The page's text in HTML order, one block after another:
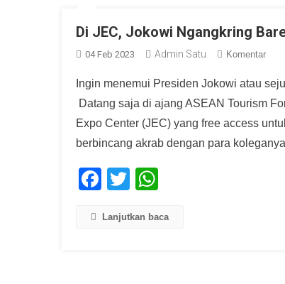
Di JEC, Jokowi Ngangkring
04 Feb 2023 Admin Satu Komentar
Ingin menemui Presiden Jokowi atau
Datang saja di ajang ASEAN Tourism
Expo Center (JEC) yang free access
berbincang akrab dengan para
Facebook
Twitter
Lanjutkan baca